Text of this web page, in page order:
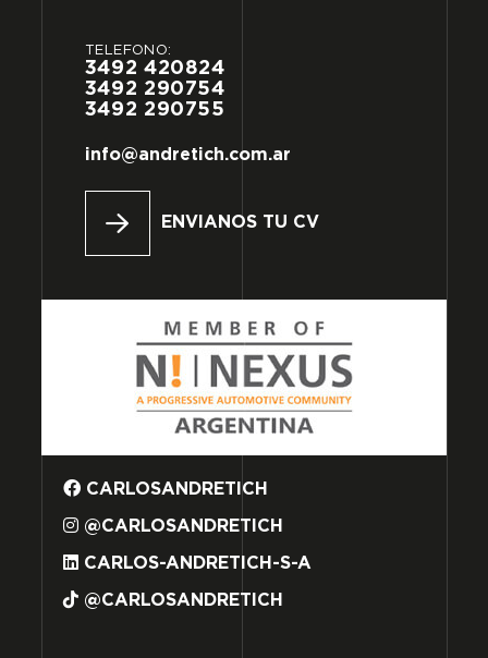
TELÉFONO:
3492 420824
3492 290754
3492 290755
info@andretich.com.ar
ENVIANOS TU CV
CARLOSANDRETICH
@CARLOSANDRETICH
CARLOS-ANDRETICH-S-A
@CARLOSANDRETICH